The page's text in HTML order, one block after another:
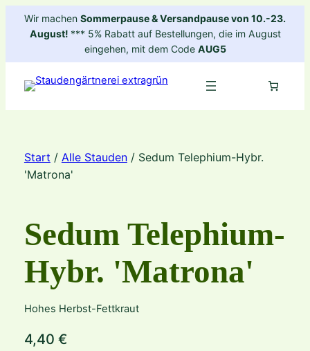
ZumWir machen Sommerpause & Versandpause von 10.-23.
August! *** 5% Rabatt auf Bestellungen, die im August
eingehen, mit dem Code AUG5
Start / Alle Stauden/ Sedum Telephium-Hybr.
'Matrona'
Sedum Telephium-
Hybr. 'Matrona'
Hohes Herbst-Fettkraut
4,40 €